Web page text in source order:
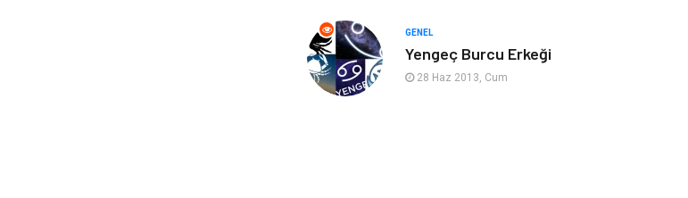
sağlıklı beslenme Spor Malzemeleri
Bebek Giyim
GENEL
Yengeç Burcu Erkeği
28 Haz 2013, Cum